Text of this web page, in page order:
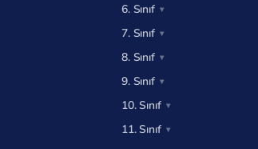
6. Sınıf
7. Sınıf
8. Sınıf
9. Sınıf
10. Sınıf
11. Sınıf